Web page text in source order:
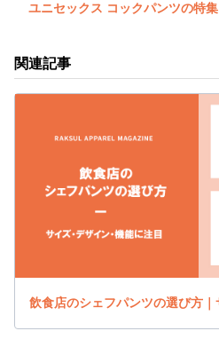
ユニセックス コックパンツの特集
関連記事